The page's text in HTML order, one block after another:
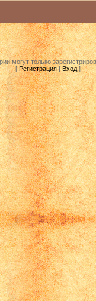
могут только
[Регистрация|Вход]